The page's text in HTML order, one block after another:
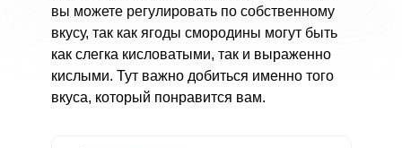
вы можете регулировать по собственному
вкусу, так как ягоды смородины могут быть
как слегка кисловатыми, так и выраженно
кислыми. Тут важно добиться именно того
вкуса, который понравится вам.